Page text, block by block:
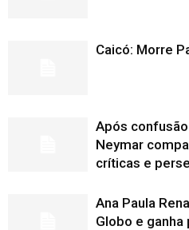
Caicó: Morre
Após
Neymar
críticas e
Ana Paula
Globo e